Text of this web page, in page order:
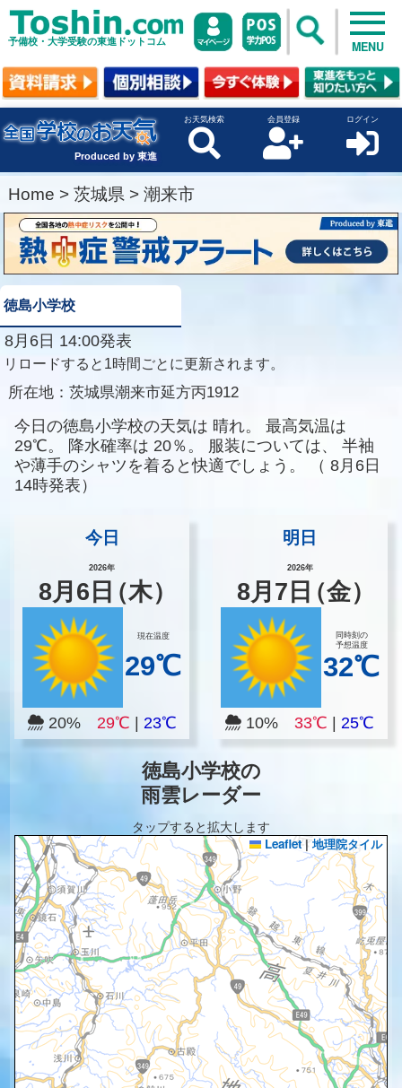
予備校・大学受験の東進ドットコム MENU
Produced by 東進
お天気検索 会員登録 ログイン
Home > 茨城県 > 潮来市
徳島小学校
8月6日 14:00発表
リロードすると1時間ごとに更新されます。
所在地： 茨城県潮来市延方丙1912
今日の徳島小学校の天気は 晴れ。
最高気温は
29℃。
降水確率は 20％。 服装については、
半袖
や薄手のシャツを着ると快適でしょう。
（ 8月6日
14時発表）
今日
2026年
8月 6 日（木）
現在温度
29℃
20% 29℃ 23℃
明日
2026年
8月 7 日（金）
同時刻の
予想温度
32℃
10%33℃ |25℃
徳島小学校の
雨雲レーダー
タップすると拡大します
Leaflet | 地理院タイル